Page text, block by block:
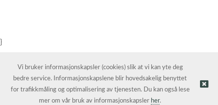
}
© Grønn Industri AS | Nettbutikk levert avKréatif AS
Vi bruker informasjonskapsler (cookies) slik at vi kan yte deg
bedre service. Informasjonskapslene blir hovedsakelig benyttet
for trafikkmåling og optimalisering av tjenesten. Du kan også lese
mer om vår bruk av informasjonskapsler her.